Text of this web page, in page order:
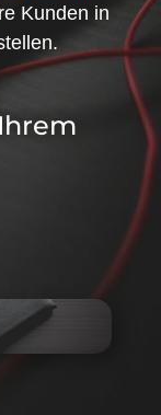
Kunden in